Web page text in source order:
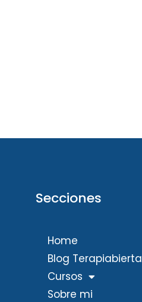
Secciones
Home
Blog Terapiabierta
Cursos
Sobre mi